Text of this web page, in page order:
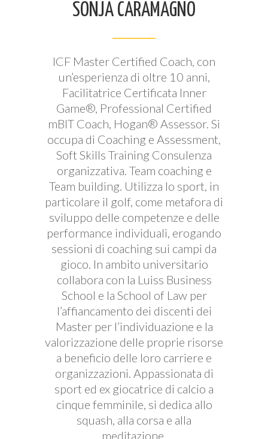
SONJA CARAMAGNO
ICF Master Certified Coach, con
un’esperienza di oltre 10 anni,
Facilitatrice Certificata Inner
Game®, Professional Certified
mBIT Coach, Hogan® Assessor. Si
occupa di Coaching e Assessment,
Soft Skills Training Consulenza
organizzativa. Team coaching e
Team building. Utilizza lo sport, in
particolare il golf, come metafora di
sviluppo delle competenze e delle
performance individuali, erogando
sessioni di coaching sui campi da
gioco. In ambito universitario
collabora con la Luiss Business
School e la School of Law per
l’affiancamento dei discenti dei
Master per l’individuazione e la
valorizzazione delle proprie risorse
a beneficio delle loro carriere e
organizzazioni. Appassionata di
sport ed ex giocatrice di calcio a
cinque femminile, si dedica allo
squash, alla corsa e alla
meditazione.